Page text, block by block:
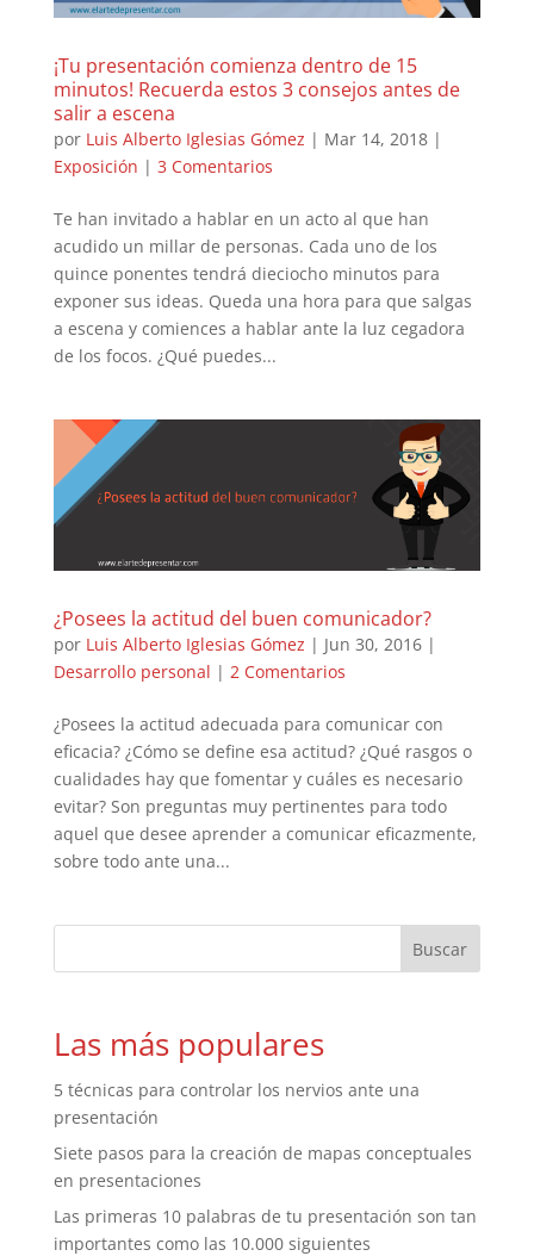
¡Tu presentación comienza dentro de 15
minutos! Recuerda estos 3 consejos antes de
salir a escena
por Luis Alberto Iglesias Gómez | Mar 14, 2018|
Exposición | 3 Comentarios
Te han invitado a hablar en un acto al que han
acudido un millar de personas. Cada uno de los
quince ponentes tendrá dieciocho minutos para
exponer sus ideas. Queda una hora para que salgas
a escena y comiences a hablar ante la luz cegadora
de los focos. ¿Qué puedes...
¿Posees la actitud del buen comunicador?
por Luis Alberto Iglesias Gómez | Jun 30, 2016|
Desarrollo personal | 2 Comentarios
¿Posees la actitud adecuada para comunicar con
eficacia? ¿Cómo se define esa actitud? ¿Qué rasgos o
cualidades hay que fomentar y cuáles es necesario
evitar? Son preguntas muy pertinentes para todo
aquel que desee aprender a comunicar eficazmente,
sobre todo ante una...
Las más populares
5 técnicas para controlar los nervios ante una
presentación
Siete pasos para la creación de mapas conceptuales
en presentaciones
Las primeras 10 palabras de tu presentación son tan
importantes como las 10.000 siguientes